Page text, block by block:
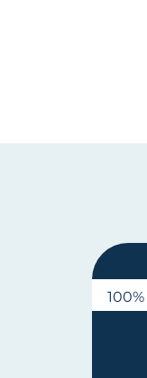
100%